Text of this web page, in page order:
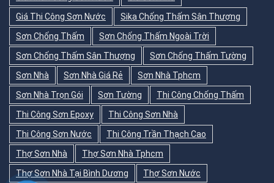
Giá Thi Công Sơn Nước
Sika Chống Thấm Sân Thượng
Sơn Chống Thấm
Sơn Chống Thấm Ngoài Trời
Sơn Chống Thấm Sân Thượng
Sơn Chống Thấm Tường
Sơn Nhà
Sơn Nhà Giá Rẻ
Sơn Nhà Tphcm
Sơn Nhà Trọn Gói
Sơn Tường
Thi Công Chống Thấm
Thi Công Sơn Epoxy
Thi Công Sơn Nhà
Thi Công Sơn Nước
Thi Công Trần Thạch Cao
Thợ Sơn Nhà
Thợ Sơn Nhà Tphcm
Thợ Sơn Nhà Tại Bình Dương
Thợ Sơn Nước